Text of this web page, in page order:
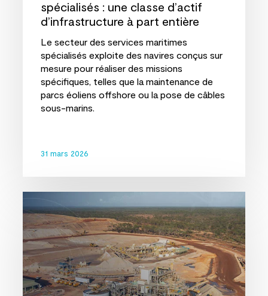
spécialisés : une classe d’actif
d’infrastructure à part entière
Le secteur des services maritimes
spécialisés exploite des navires conçus sur
mesure pour réaliser des missions
spécifiques, telles que la maintenance de
parcs éoliens offshore ou la pose de câbles
sous-marins.
31 mars 2026
annonce
le
premier
investissement
de
sa
stratégie